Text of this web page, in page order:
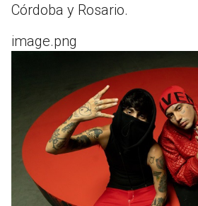
Córdoba y Rosario.
image.png